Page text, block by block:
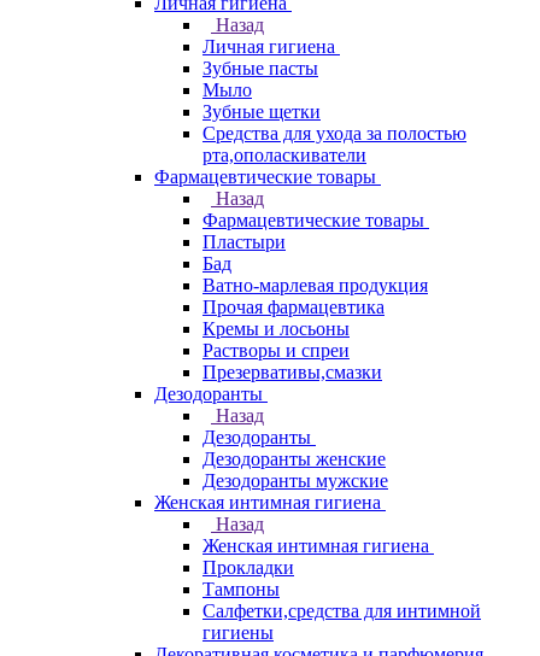
Назад
Личная гигиена
Зубные пасты
Мыло
Зубные щетки
Средства для ухода за полостью
рта,ополаскиватели
Фармацевтические товары
Назад
Фармацевтические товары
Пластыри
Бад
Ватно-марлевая продукция
Прочая фармацевтика
Кремы и лосьоны
Растворы и спреи
Презервативы,смазки
Дезодоранты
Назад
Дезодоранты
Дезодоранты женские
Дезодоранты мужские
Женская интимная гигиена
Назад
Женская интимная гигиена
Прокладки
Тампоны
Салфетки,средства для интимной
гигиены